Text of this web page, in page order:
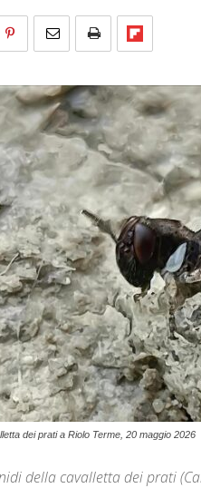
dei prati a Riolo Terme, 20 maggio 2026
della cavalletta dei prati